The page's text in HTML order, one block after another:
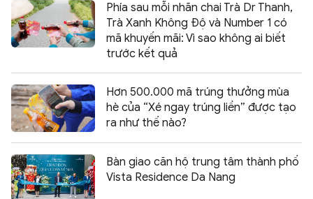
Phía sau mỗi nhãn chai Trà Dr Thanh,
Trà Xanh Không Độ và Number 1 có
mã khuyến mãi: Vì sao không ai biết
trước kết quả
Hơn 500.000 mã trúng thưởng mùa
hè của “Xé ngay trúng liền” được tạo
ra như thế nào?
Bàn giao căn hộ trung tâm thành phố
Vista Residence Da Nang